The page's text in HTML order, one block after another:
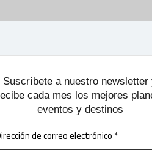
Suscríbete a nuestro newsletter
cada mes los mejores
eventos y destinos